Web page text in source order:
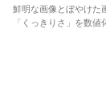
鮮明な画像とぼやけた
「くっきりさ」を数